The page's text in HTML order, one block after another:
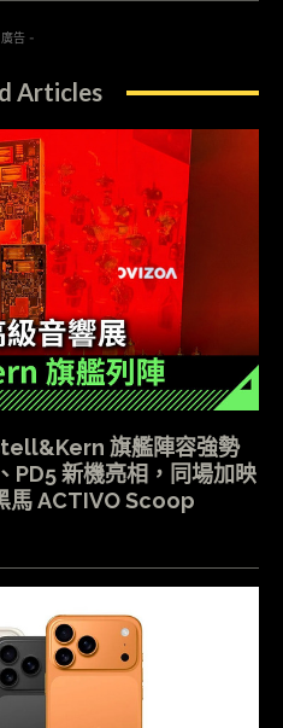
告 -
Articles
旗艦陣容強勢
PD5 新機亮相，同場加映
馬 ACTIVO Scoop